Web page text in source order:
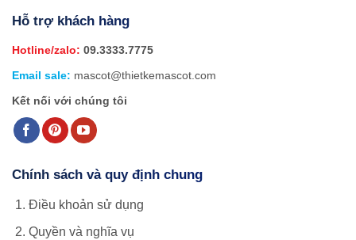
Hỗ trợ khách hàng
Hotline/zalo: 09.3333.7775
Email sale: mascot@thietkemascot.com
Kết nối với chúng tôi
Chính sách và quy định chung
Điều khoản sử dụng
Quyền và nghĩa vụ